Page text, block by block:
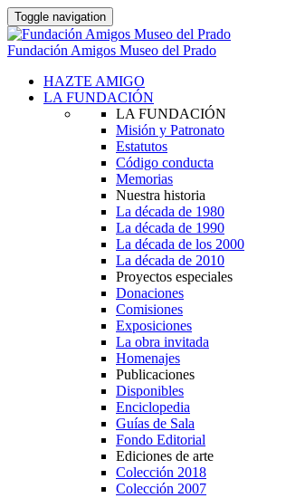
Toggle navigation
Fundación Amigos Museo del Prado
HAZTE AMIGO
LA FUNDACIÓN
LA FUNDACIÓN
Misión y Patronato
Estatutos
Código conducta
Memorias
Nuestra historia
La década de 1980
La década de 1990
La década de los 2000
La década de 2010
Proyectos especiales
Donaciones
Comisiones
Exposiciones
La obra invitada
Homenajes
Publicaciones
Disponibles
Enciclopedia
Guías de Sala
Fondo Editorial
Ediciones de arte
Colección 2018
Colección 2007